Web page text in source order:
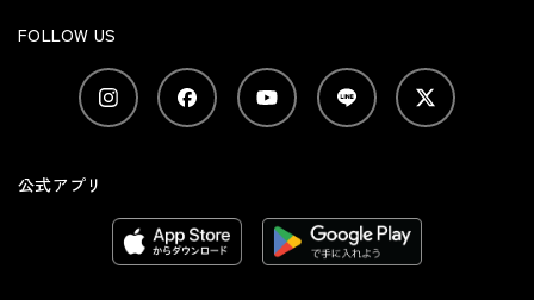
FOLLOW US
公式アプリ